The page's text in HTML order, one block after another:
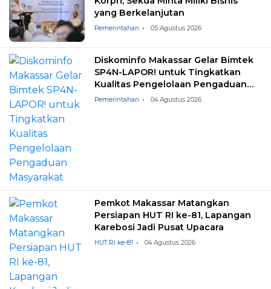
yang Berkelanjutan
Pemerintahan 05 Agustus 2026
Diskominfo Makassar Gelar Bimtek
SP4N-LAPOR! untuk Tingkatkan
Kualitas Pengelolaan Pengaduan
Masyarakat
Pemerintahan 04 Agustus 2026
Pemkot Makassar Matangkan
Persiapan HUT RI ke-81, Lapangan
Karebosi Jadi Pusat Upacara
HUT RI ke-81 04 Agustus 2026